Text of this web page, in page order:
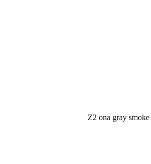
Z2 ona gray smoke